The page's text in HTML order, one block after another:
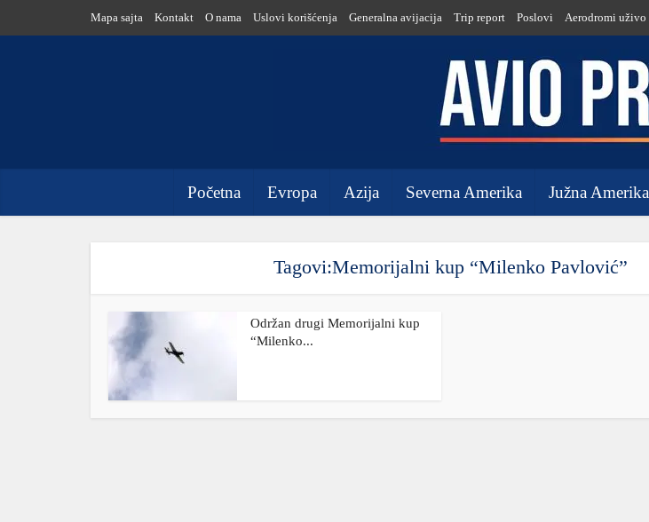
Mapa sajta Kontakt O nama Uslovi korišćenja Generalna avijacija Trip report Poslovi Aerodromi uživo
Početna Evropa Azija Severna Amerika Južna Amerika
Tagovi:Memorijalni kup “Milenko Pavlović”
Održan drugi Memorijalni kup
“Milenko...